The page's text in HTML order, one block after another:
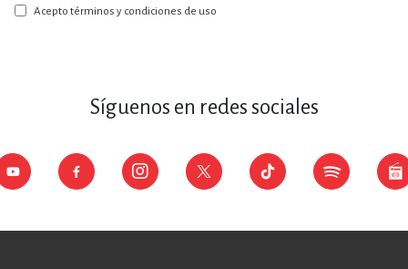
boletín:
Acepto términos y condiciones de uso
Síguenos en redes sociales